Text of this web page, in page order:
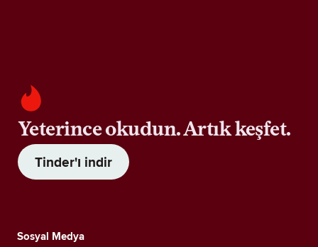
Yeterince okudun. Artık keşfet.
Tinder'ı indir
Sosyal Medya